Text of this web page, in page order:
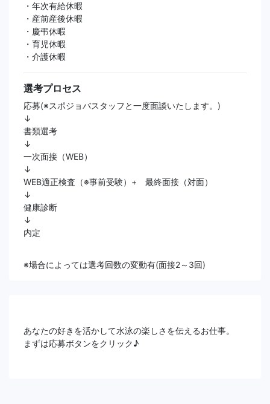
・年次有給休暇
・産前産後休暇
・慶弔休暇
・育児休暇
・介護休暇
選考プロセス
応募(※スポジョバスタッフと一度面談いたします。)
↓
書類選考
↓
一次面接（WEB）
↓
WEB適正検査（※事前受験）+ 最終面接（対面）
↓
健康診断
↓
内定
※場合によっては選考回数の変動有(面接2～3回)
あなたの好きを活かして水泳の楽しさを伝えるお仕事。
まずは応募ボタンをクリック♪